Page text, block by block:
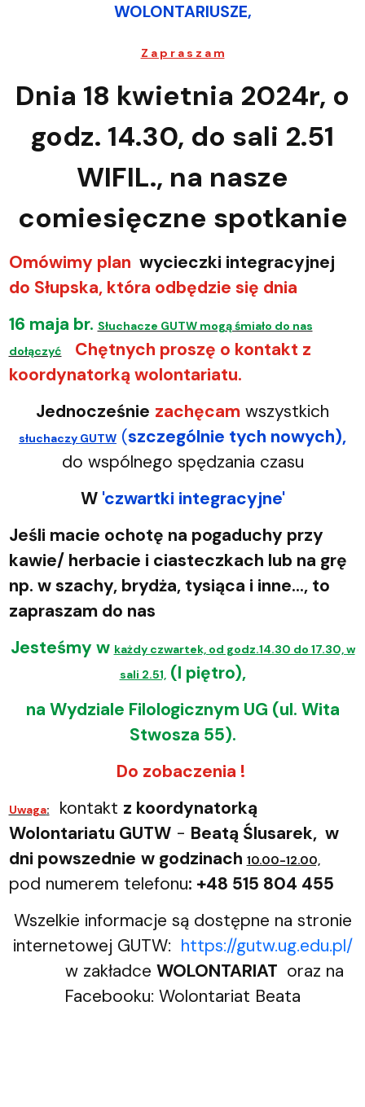
WOLONTARIUSZE,
Z a p r a s z a m
Dnia 18 kwietnia 2024r, o
godz. 14.30, do sali 2.51
WIFIL., na nasze
comiesięczne spotkanie
Omówimy plan wycieczki integracyjnej
do Słupska, która odbędzie się dnia
16 maja br. Słuchacze GUTW mogą śmiało do nas
dołączyć
Chętnych proszę o kontakt z
koordynatorką wolontariatu.
Jednocześnie zachęcam wszystkich
słuchaczy GUTW (szczególnie tych nowych),
do wspólnego spędzania czasu
W 'czwartki integracyjne'
Jeśli macie ochotę na pogaduchy przy
kawie/ herbacie i ciasteczkach lub na grę
np. w szachy, brydża, tysiąca i inne..., to
zapraszam do nas
Jesteśmy w każdy czwartek, od godz.14.30 do 17.30, w
sali 2.51,(I piętro),
na Wydziale Filologicznym UG (ul. Wita
Stwosza 55).
Do zobaczenia !
Uwaga: kontakt z koordynatorką
Wolontariatu GUTW- Beatą Ślusarek, w
dni powszednie w godzinach 10.00-12.00,
pod numerem telefonu: +48 515 804 455
Wszelkie informacje są dostępne na stronie
internetowej GUTW: https://gutw.ug.edu.pl/
w zakładce WOLONTARIAT oraz na
Facebooku: Wolontariat Beata